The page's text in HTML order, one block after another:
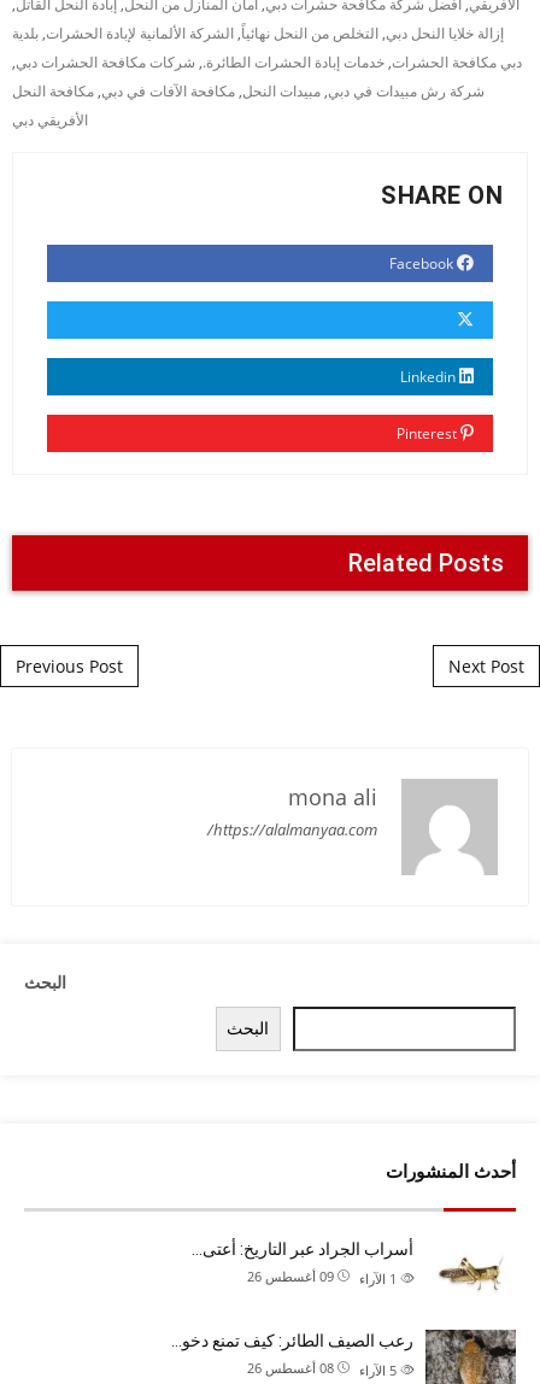
الأفريقي, أفضل شركة مكافحة حشرات دبي, أمان المنازل من النحل, إبادة النحل القاتل,
إزالة خلايا النحل دبي, التخلص من النحل نهائياً, الشركة الألمانية لإبادة الحشرات, بلدية
دبي مكافحة الحشرات, خدمات إبادة الحشرات الطائرة., شركات مكافحة الحشرات دبي,
شركة رش مبيدات في دبي, مبيدات النحل, مكافحة الآفات في دبي, مكافحة النحل
الأفريقي دبي
SHARE ON
Related Posts
Post navigation
Previous Post Next Post
mona ali
https://alalmanyaa.com/
البحث
البحث
أحدث المنشورات
أسراب الجراد عبر التاريخ: أعتى…
09 أغسطس 26 الآراء
رعب الصيف الطائر: كيف تمنع دخو…
08 أغسطس 26 الآراء